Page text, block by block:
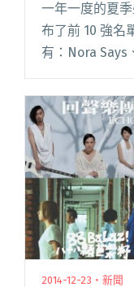
一年一度的夏
布了前 10 強名
有：Nora Says
Savakan、三
拉、青春大衛
恭喜大閱讀全
出爐！"
2014-12-23・新聞